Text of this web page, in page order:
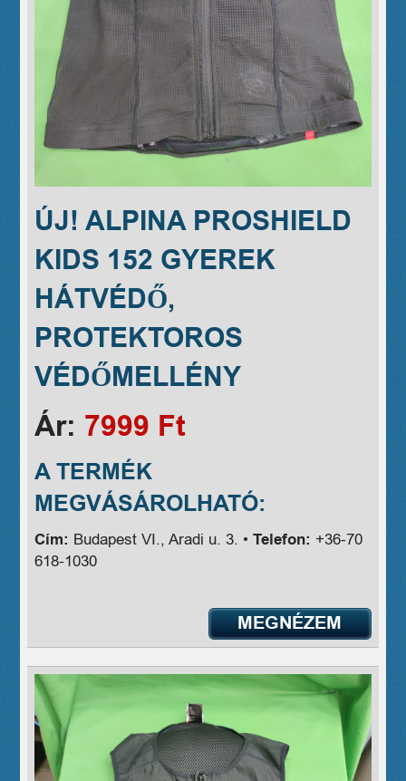
ÚJ! ALPINA PROSHIELD
KIDS 152 GYEREK
HÁTVÉDŐ,
PROTEKTOROS
VÉDŐMELLÉNY
Ár: 7999 Ft
A TERMÉK
MEGVÁSÁROLHATÓ:
Cím: Budapest VI., Aradi u. 3. •Telefon: +36-70
618-1030
MEGNÉZEM